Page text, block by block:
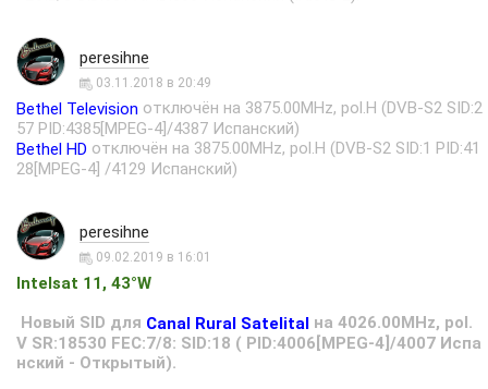
peresihne
03.11.2018 в 20:49
Bethel Television отключён на 3875.00MHz, pol.H (DVB-S2 SID:2
57 PID:4385[MPEG-4]/4387 Испанский)
Bethel HD отключён на 3875.00MHz, pol.H (DVB-S2 SID:1 PID:41
28[MPEG-4] /4129 Испанский)
peresihne
09.02.2019 в 16:01
Intelsat 11, 43°W
Новый SID для Canal Rural Satelital на 4026.00MHz, pol.
V SR:18530 FEC:7/8: SID:18 ( PID:4006[MPEG-4]/4007 Испа
нский - Открытый).